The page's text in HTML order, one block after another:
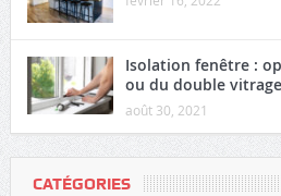
Isolation fenêtre :
ou du double
août 30, 2021
CATÉGORIES